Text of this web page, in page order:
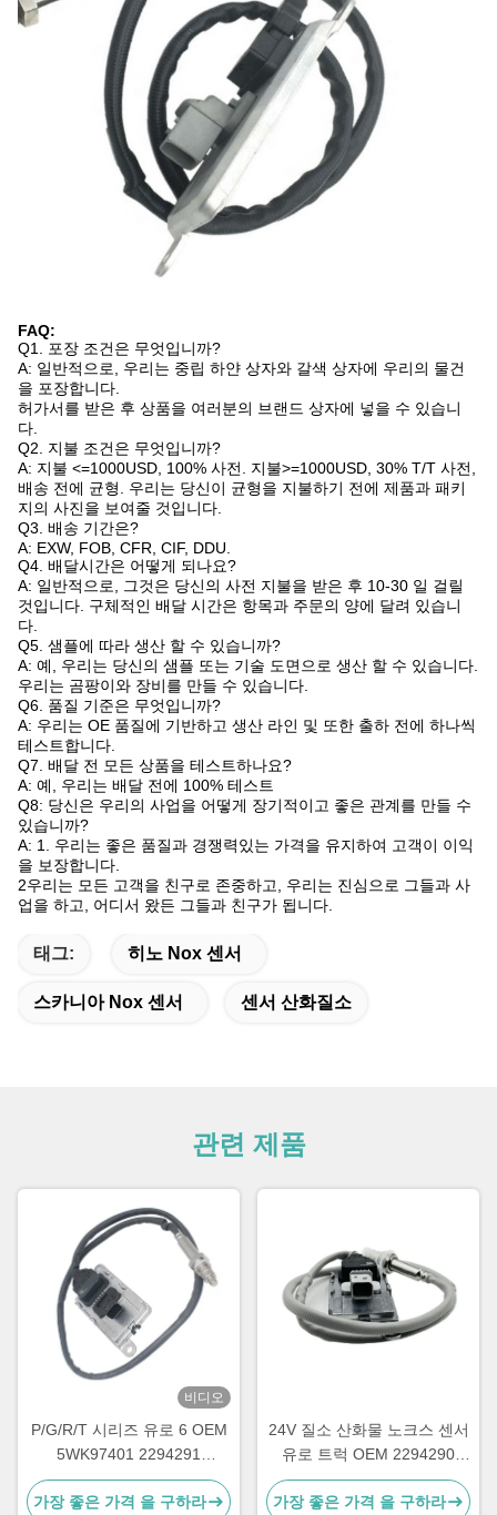
FAQ:
Q1. 포장 조건은 무엇입니까?
A: 일반적으로, 우리는 중립 하얀 상자와 갈색 상자에 우리의 물건
을 포장합니다.
허가서를 받은 후 상품을 여러분의 브랜드 상자에 넣을 수 있습니
다.
Q2. 지불 조건은 무엇입니까?
A: 지불 <=1000USD, 100% 사전. 지불>=1000USD, 30% T/T 사전,
배송 전에 균형. 우리는 당신이 균형을 지불하기 전에 제품과 패키
지의 사진을 보여줄 것입니다.
Q3. 배송 기간은?
A: EXW, FOB, CFR, CIF, DDU.
Q4. 배달시간은 어떻게 되나요?
A: 일반적으로, 그것은 당신의 사전 지불을 받은 후 10-30 일 걸릴
것입니다. 구체적인 배달 시간은 항목과 주문의 양에 달려 있습니
다.
Q5. 샘플에 따라 생산 할 수 있습니까?
A: 예, 우리는 당신의 샘플 또는 기술 도면으로 생산 할 수 있습니다.
우리는 곰팡이와 장비를 만들 수 있습니다.
Q6. 품질 기준은 무엇입니까?
A: 우리는 OE 품질에 기반하고 생산 라인 및 또한 출하 전에 하나씩
테스트합니다.
Q7. 배달 전 모든 상품을 테스트하나요?
A: 예, 우리는 배달 전에 100% 테스트
Q8: 당신은 우리의 사업을 어떻게 장기적이고 좋은 관계를 만들 수
있습니까?
A: 1. 우리는 좋은 품질과 경쟁력있는 가격을 유지하여 고객이 이익
을 보장합니다.
2우리는 모든 고객을 친구로 존중하고, 우리는 진심으로 그들과 사
업을 하고, 어디서 왔든 그들과 친구가 됩니다.
태그: 히노 Nox 센서
스카니아 Nox 센서 센서 산화질소
관련 제품
비디오
P/G/R/T 시리즈 유로 6 OEM
5WK97401 2294291
2064769용 노크스 센서
가장 좋은 가격 을 구하라
24V 질소 산화물 노크스 센서
유로 트럭 OEM 2294290
5WK97400
가장 좋은 가격 을 구하라